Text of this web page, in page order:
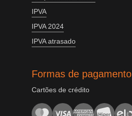
IPVA
IPVA 2024
IPVA atrasado
Formas de pagamento
Cartões de crédito